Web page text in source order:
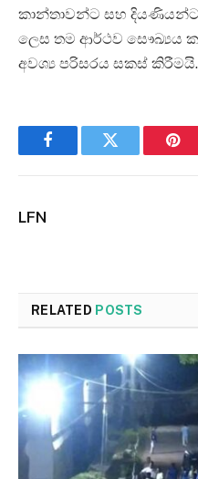
කාන්තාවන්ට සහ
ලෙස තම ආර්ථව සෞඛ්‍යය
අවශ්‍ය පරිසරය සකස් කිරීමයි.
FacebookTwitter
LFN
RELATED POSTS